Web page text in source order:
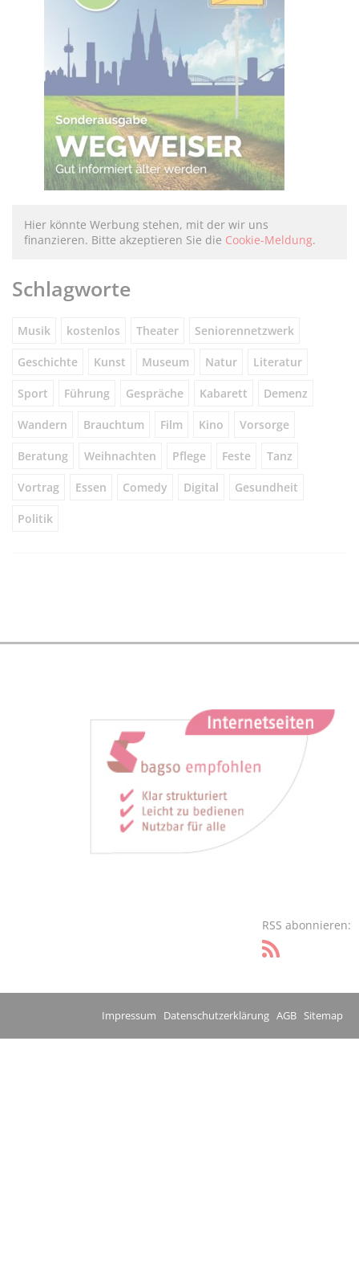
Hier könnte Werbung stehen, mit der wir uns
finanzieren. Bitte akzeptieren Sie die Cookie-Meldung.
Schlagworte
Musik kostenlos Theater Seniorennetzwerk
Geschichte Kunst Museum Natur Literatur
Sport Führung Gespräche Kabarett Demenz
Wandern Brauchtum Film Kino Vorsorge
Beratung Weihnachten Pflege Feste Tanz
Vortrag Essen Comedy Digital Gesundheit
Politik
RSS abonnieren:
Impressum Datenschutzerklärung AGB Sitemap